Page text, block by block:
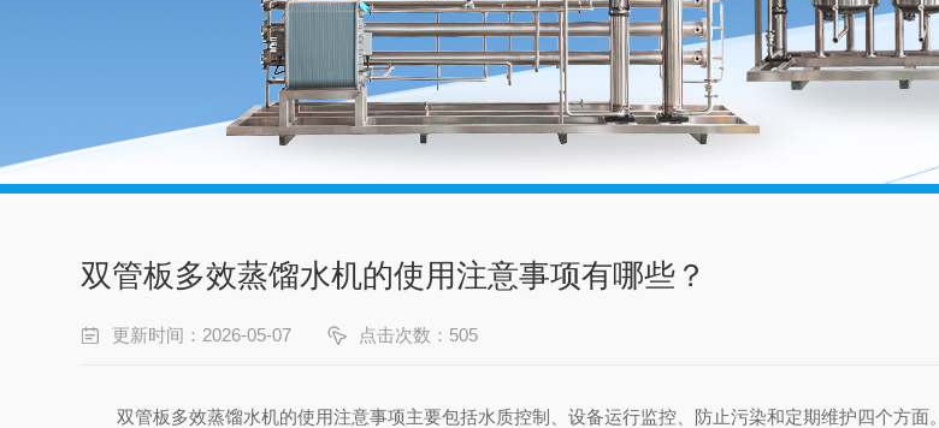
双管板多效蒸馏水机的使用注意事项有哪些？
更新时间：2026-05-07 点击次数：505
双管板多效蒸馏水机的使用注意事项‌主要包括水质控制、设备运行监控、防止污染和定期维护四个方面。